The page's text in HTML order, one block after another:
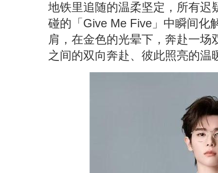
地铁里追随的温柔坚定，所有迟
碰的「Give Me Five」中瞬间化
肩，在金色的光晕下，奔赴一
之间的双向奔赴、彼此照亮的温